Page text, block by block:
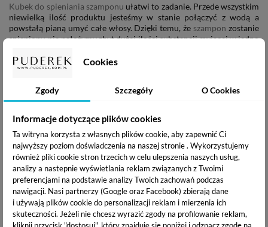
Cookies
Zgody Szczegóły O Cookies
Informacje dotyczące plików cookies
Ta witryna korzysta z własnych plików cookie, aby zapewnić Ci
najwyższy poziom doświadczenia na naszej stronie . Wykorzystujemy
również pliki cookie stron trzecich w celu ulepszenia naszych usług,
analizy a nastepnie wyświetlania reklam związanych z Twoimi
preferencjami na podstawie analizy Twoich zachowań podczas
nawigacji. Nasi partnerzy (Google oraz Facebook) zbierają dane
i używają plików cookie do personalizacji reklam i mierzenia ich
skuteczności. Jeżeli nie chcesz wyrazić zgody na profilowanie reklam,
Kubek do spieniania szamponu ułatwi to zadanie. Przede wszystkim
niewielką ilość produktu jesteśmy w stanie połączyć z wodą a
powstałą pianą umyć całe włosy. Dzięki temu, że szampon zostanie
spieniony, nie nałożymy zbyt dużej ilości substancji myjącej w jedno
Rozcieńczony szamponnie podrażni skóry głowy, z pewnością jest
to lepsze rozwiązanie dla wrażliwej bądź podrażnionej skóry, która
szamponami, które są bardziej łagodne, przez co same z siebie słabo
się pienią. Jak zatem widać, taki niepozorny gadżet ma wiele zalet i
warto mieć go w swojej łazience.